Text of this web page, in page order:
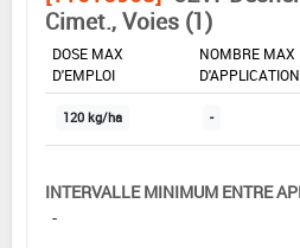
Cimet., Voies (1)
DOSE MAX
D'EMPLOI
NOMBRE MAX
D'APPLICATION
120 kg/ha -
INTERVALLE MINIMUM ENTRE
-